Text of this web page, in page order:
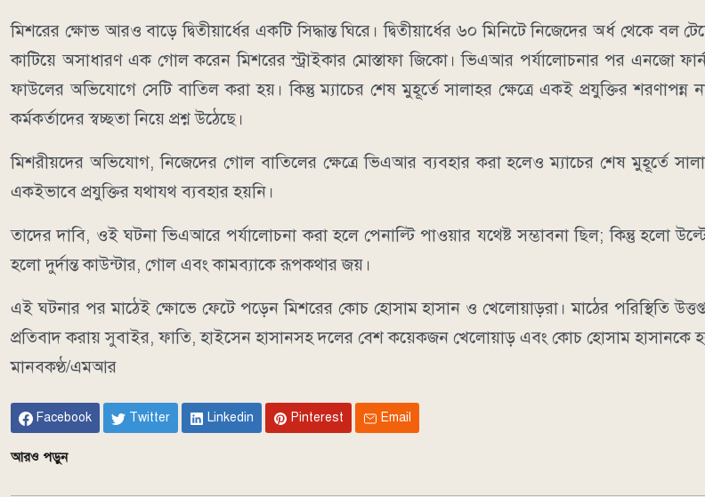
মিশরের ক্ষোভ আরও বাড়ে দ্বিতীয়ার্ধের একটি সিদ্ধান্ত ঘিরে। দ্বিতীয়ার্ধের ৬০ মিনিটে নিজেদের অর্ধ থেকে বল
কাটিয়ে অসাধারণ এক গোল করেন মিশরের স্ট্রাইকার মোস্তাফা জিকো। ভিএআর পর্যালোচনার পর এনজো
ফাউলের অভিযোগে সেটি বাতিল করা হয়। কিন্তু ম্যাচের শেষ মুহূর্তে সালাহর ক্ষেত্রে একই প্রযুক্তির
কর্মকর্তাদের স্বচ্ছতা নিয়ে প্রশ্ন উঠেছে।
মিশরীয়দের অভিযোগ, নিজেদের গোল বাতিলের ক্ষেত্রে ভিএআর ব্যবহার করা হলেও ম্যাচের শেষ মুহূর্তে
একইভাবে প্রযুক্তির যথাযথ ব্যবহার হয়নি।
তাদের দাবি, ওই ঘটনা ভিএআরে পর্যালোচনা করা হলে পেনাল্টি পাওয়ার যথেষ্ট সম্ভাবনা ছিল; কিন্তু হলো
হলো দুর্দান্ত কাউন্টার, গোল এবং কামব্যাকে রূপকথার জয়।
এই ঘটনার পর মাঠেই ক্ষোভে ফেটে পড়েন মিশরের কোচ হোসাম হাসান ও খেলোয়াড়রা। মাঠের পরিস্থিতি উত্তপ্ত
প্রতিবাদ করায় সুবাইর, ফাতি, হাইসেন হাসানসহ দলের বেশ কয়েকজন খেলোয়াড় এবং কোচ হোসাম হাসানকে
মানবকণ্ঠ/এমআর
Facebook Twitter Linkedin Pinterest Email
আরও পড়ুন